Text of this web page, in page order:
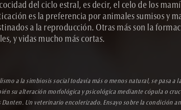
del ciclo estral, es decir, el celo de los
es la preferencia por animales sumisos y
a la reproducción. Otras más son la
y vidas mucho más cortas.
a la simbiosis social todavía más o menos natural, se pasa a
su alteración morfológica y psicológica mediante cópula o
Danten. Un veterinario encolerizado. Ensayo sobre la condición